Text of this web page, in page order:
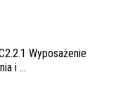
Wyposażenie
i ...